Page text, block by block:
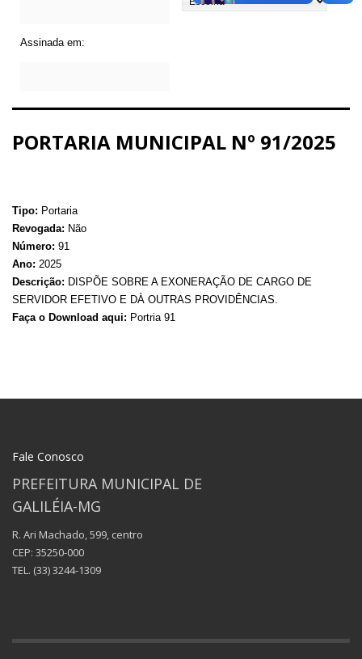
Assinada em:
PORTARIA MUNICIPAL Nº 91/2025
Tipo: Portaria
Revogada: Não
Número: 91
Ano: 2025
Descrição: DISPÕE SOBRE A EXONERAÇÃO DE CARGO DE
SERVIDOR EFETIVO E DÀ OUTRAS PROVIDÊNCIAS.
Faça o Download aqui: Portria 91
Fale Conosco
PREFEITURA MUNICIPAL DE
GALILÉIA-MG
R. Ari Machado, 599, centro
CEP: 35250-000
TEL. (33) 3244-1309